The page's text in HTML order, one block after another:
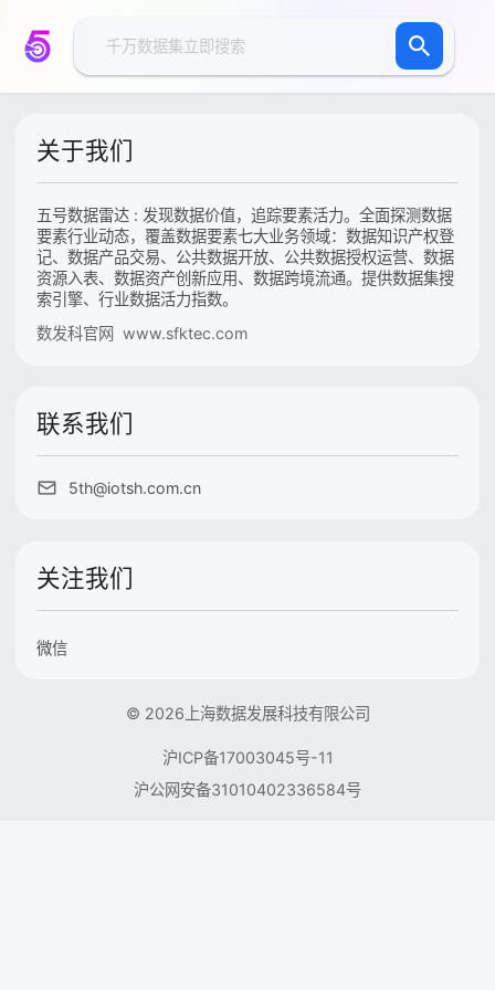
关于我们
五号数据雷达 : 发现数据价值，追踪要素活力。全面探测数据
要素行业动态，覆盖数据要素七大业务领域：数据知识产权登
记、数据产品交易、公共数据开放、公共数据授权运营、数据
资源入表、数据资产创新应用、数据跨境流通。提供数据集搜
索引擎、行业数据活力指数。
数发科官网 www.sfktec.com
联系我们
5th@iotsh.com.cn
关注我们
微信
© 2026上海数据发展科技有限公司
沪ICP备17003045号-11
沪公网安备31010402336584号